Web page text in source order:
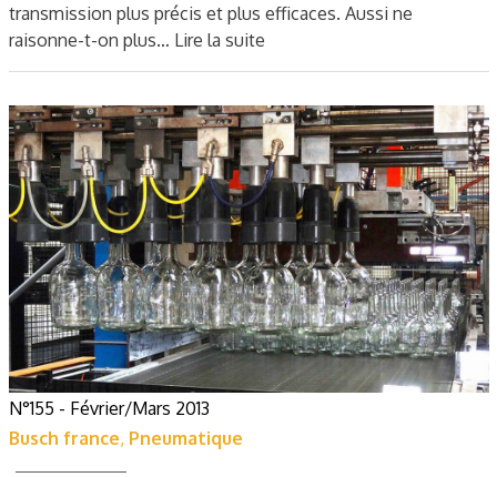
transmission plus précis et plus efficaces. Aussi ne
raisonne-t-on plus… Lire la suite
N°155 - Février/Mars 2013
Busch france, Pneumatique